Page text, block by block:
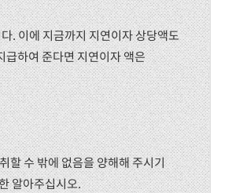
. 이에 지금까지 지연이자 상당액도
하여 준다면 지연이자 액은
할 수 밖에 없음을 양해해 주시기
알아주십시오.